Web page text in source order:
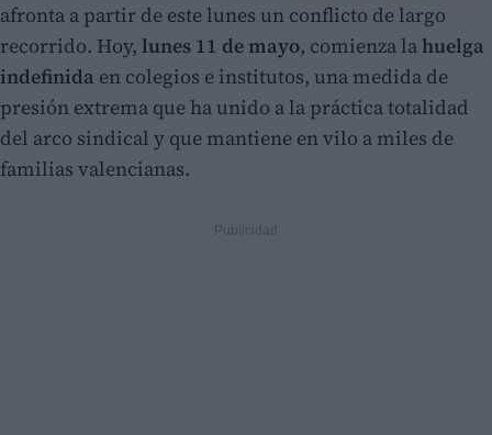
afronta a partir de este lunes un conflicto de largo
recorrido. Hoy, lunes 11 de mayo, comienza lahuelga
indefinida en colegios e institutos, una medida de
presión extrema que ha unido a la práctica totalidad
del arco sindical y que mantiene en vilo a miles de
familias valencianas.